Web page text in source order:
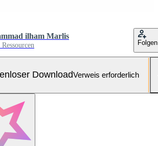
ilham Marlis
Folgen
DownloadVerweis erforderlich